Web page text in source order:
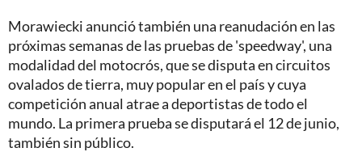
Morawiecki anunció también una reanudación en las
próximas semanas de las pruebas de 'speedway', una
modalidad del motocrós, que se disputa en circuitos
ovalados de tierra, muy popular en el país y cuya
competición anual atrae a deportistas de todo el
mundo. La primera prueba se disputará el 12 de junio,
también sin público.